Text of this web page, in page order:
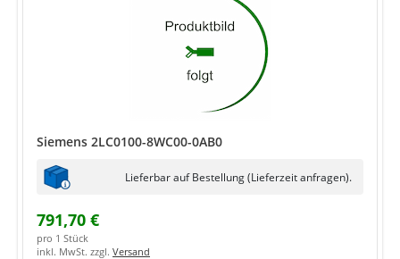
Siemens 2LC0100-8WC00-0AB0
Lieferbar auf Bestellung (Lieferzeit anfragen).
791,70 €
pro 1 Stück
inkl. MwSt. zzgl. Versand